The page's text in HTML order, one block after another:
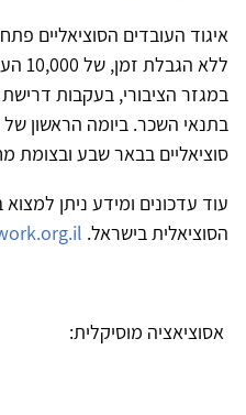
איגוד העובדים הסוציאליים
ללא
במגזר הציבורי, בעקבות
בתנאי השכר. ביומה הראשון
סוציאליים בבאר שבע ובצומת
עוד עדכונים ומידע ניתן למצוא
הסוציאלית בישראל.
אסוציאציה מוסיקלית: